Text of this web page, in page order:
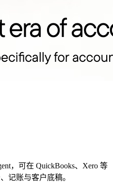
，可在 QuickBooks、Xero 等
记账与客户底稿。